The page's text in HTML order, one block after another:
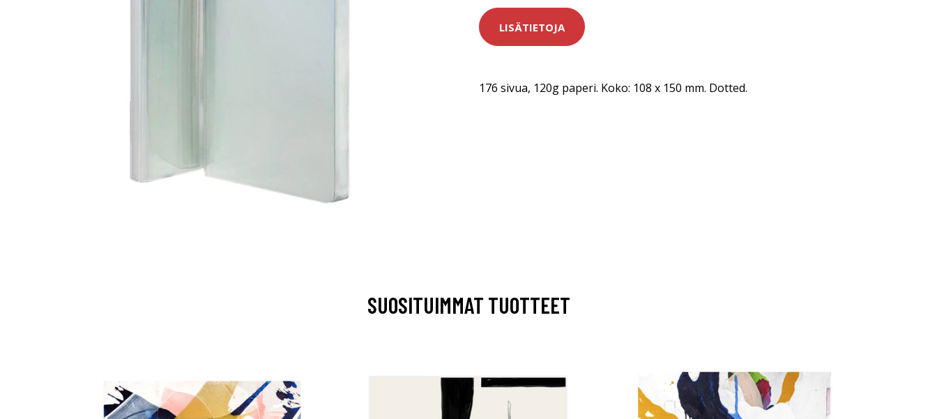
LISÄTIETOJA
176 sivua, 120g paperi. Koko: 108 x 150 mm. Dotted.
SUOSITUIMMAT TUOTTEET